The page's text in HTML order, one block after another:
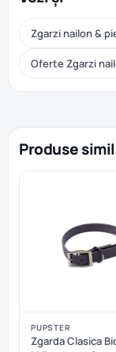
Zgarzi nailon &
Oferte Zgarzi
Produse
PUPSTER
Zgarda Clasica